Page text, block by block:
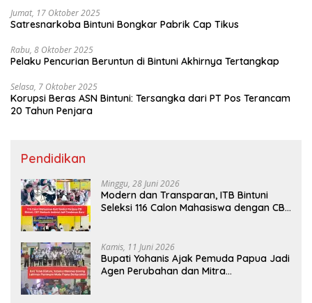
Jumat, 17 Oktober 2025
Satresnarkoba Bintuni Bongkar Pabrik Cap Tikus
Rabu, 8 Oktober 2025
Pelaku Pencurian Beruntun di Bintuni Akhirnya Tertangkap
Selasa, 7 Oktober 2025
Korupsi Beras ASN Bintuni: Tersangka dari PT Pos Terancam
20 Tahun Penjara
Pendidikan
Minggu, 28 Juni 2026
Modern dan Transparan, ITB Bintuni
Seleksi 116 Calon Mahasiswa dengan CBT
Kamis, 11 Juni 2026
Bupati Yohanis Ajak Pemuda Papua Jadi
Agen Perubahan dan Mitra